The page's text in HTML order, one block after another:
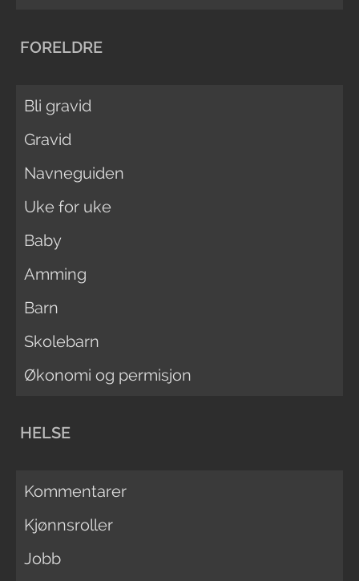
FORELDRE
Bli gravid
Gravid
Navneguiden
Uke for uke
Baby
Amming
Barn
Skolebarn
Økonomi og permisjon
HELSE
Kommentarer
Kjønnsroller
Jobb